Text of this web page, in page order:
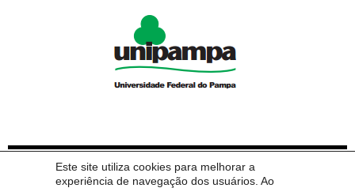
Este site utiliza cookies para melhorar a
experiência de navegação dos usuários. Ao
CATEGORIAS